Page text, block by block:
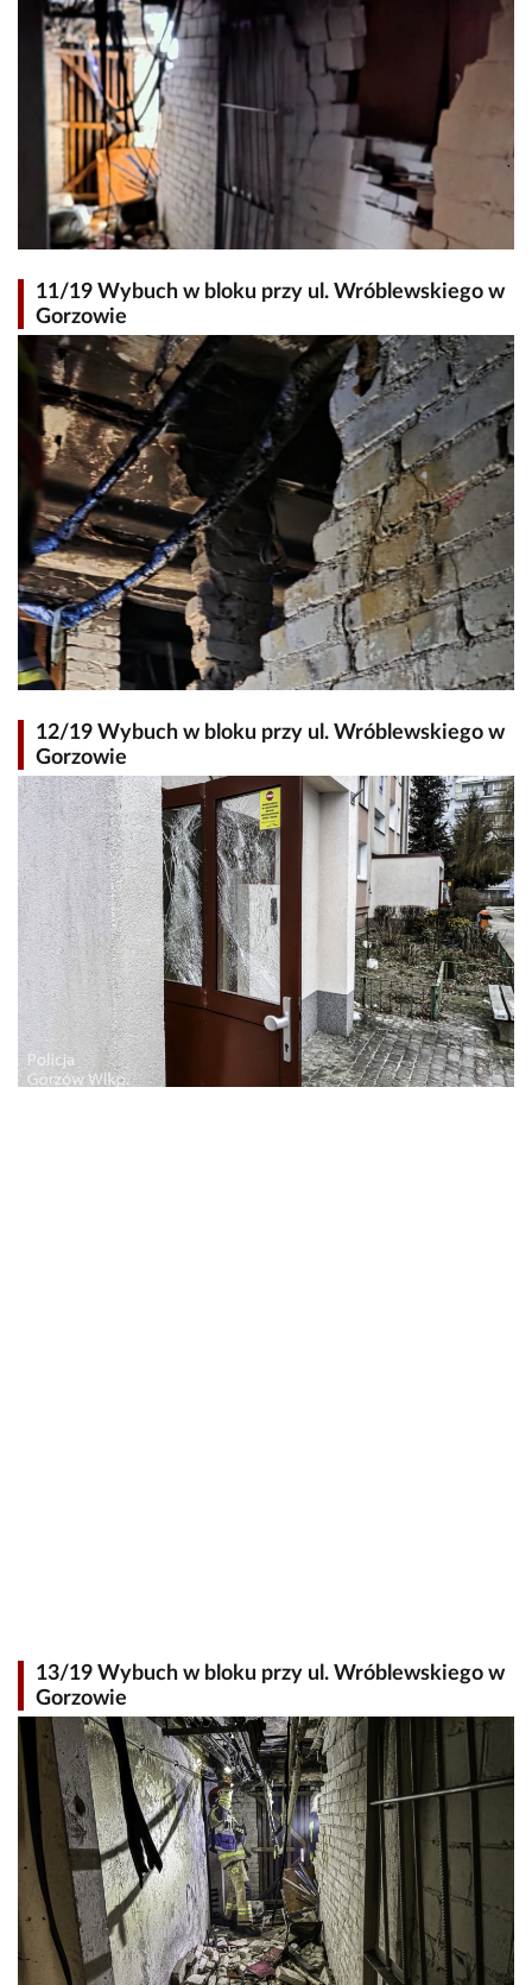
11/19 Wybuch w bloku przy ul. Wróblewskiego w
Gorzowie
12/19 Wybuch w bloku przy ul. Wróblewskiego w
Gorzowie
13/19 Wybuch w bloku przy ul. Wróblewskiego w
Gorzowie